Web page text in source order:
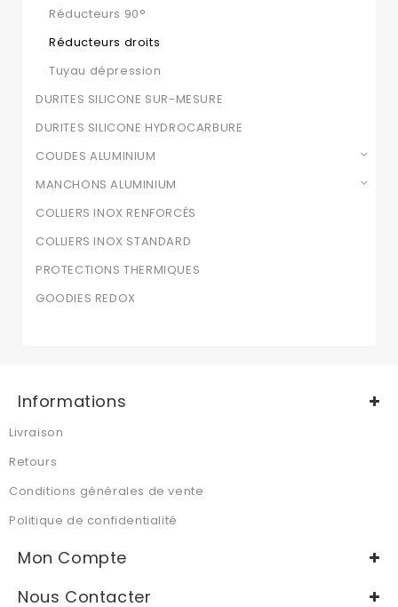
Réducteurs 90°
Réducteurs droits
Tuyau dépression
DURITES SILICONE SUR-MESURE
DURITES SILICONE HYDROCARBURE
COUDES ALUMINIUM
MANCHONS ALUMINIUM
COLLIERS INOX RENFORCÉS
COLLIERS INOX STANDARD
PROTECTIONS THERMIQUES
GOODIES REDOX
Informations
Livraison
Retours
Conditions générales de vente
Politique de confidentialité
Mon Compte
Nous Contacter